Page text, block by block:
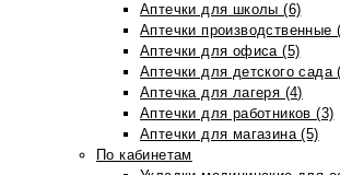
Аптечки для школы (6)
Аптечки производственные
Аптечки для офиса (5)
Аптечки для детского сада
Аптечка для лагеря (4)
Аптечки для работников (3)
Аптечки для магазина (5)
По кабинетам